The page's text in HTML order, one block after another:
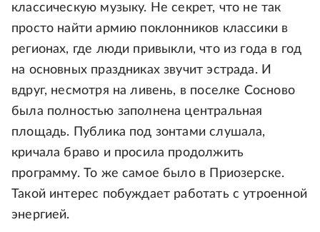
классическую музыку. Не секрет, что не так
просто найти армию поклонников классики в
регионах, где люди привыкли, что из года в год
на основных праздниках звучит эстрада. И
вдруг, несмотря на ливень, в поселке Сосново
была полностью заполнена центральная
площадь. Публика под зонтами слушала,
кричала браво и просила продолжить
программу. То же самое было в Приозерске.
Такой интерес побуждает работать с утроенной
энергией.